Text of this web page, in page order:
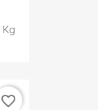
Kg
favorite_border